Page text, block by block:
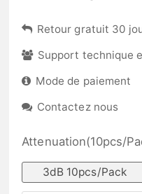
Retour gratuit 30
Support technique
Mode de paiement
Contactez nous
Attenuation(10pcs/
3dB 10pcs/Pack